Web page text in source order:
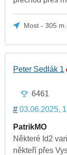
Most - 305
Peter Sedlák 1
6461
# 03.06.2025,
PatrikMO
Některé Id2
někteří přes